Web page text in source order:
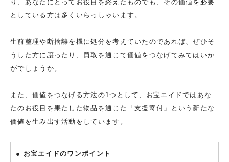
り、あなたにとってお役目を終えたものでも、その価値を必要
としている方は多くいらっしゃいます。
生前整理や断捨離を機に処分を考えていたのであれば、ぜひそ
うした方に譲ったり、買取を通じて価値をつなげてみてはいか
がでしょうか。
また、価値をつなげる方法の1つとして、お宝エイドではあな
たのお役目を果たした物品を通じた「支援寄付」という新たな
価値を生み出す活動をしています。
● お宝エイドのワンポイント